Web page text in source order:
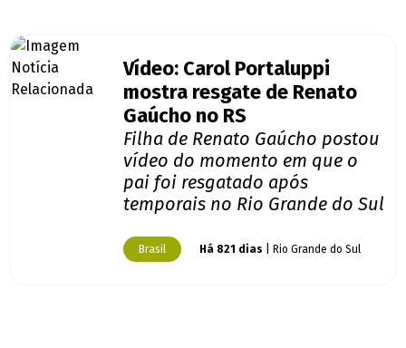
Vídeo: Carol Portaluppi
mostra resgate de Renato
Gaúcho no RS
Filha de Renato Gaúcho postou
vídeo do momento em que o
pai foi resgatado após
temporais no Rio Grande do Sul
Brasil Há 821 dias | Rio Grande do Sul